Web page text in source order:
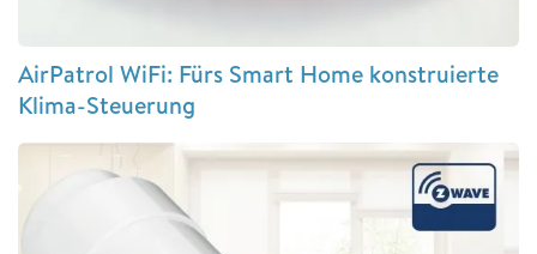
AirPatrol WiFi: Fürs Smart Home konstruierte
Klima-Steuerung